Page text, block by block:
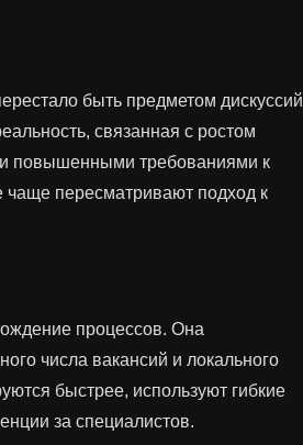
быть предметом дискуссий
связанная с ростом
повышенными требованиями к
чаще пересматривают подход к
процессов. Она
числа вакансий и локального
быстрее, используют гибкие
за специалистов.